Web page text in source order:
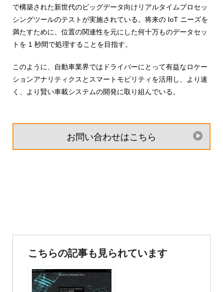
で構築された新世代のビッグデータ向けリアルタイムプロセッ
シングツールのテストが実施されている。将来の IoT ニーズを
満たすために、位置の関連性を元にした何十万ものデータセッ
トを 1 秒間で処理することを目指す。
このように、自動車業界ではドライバーにとって有益なロケー
ションアナリティクスとスマートモビリティを活用し、より速
く、より賢い車載システムの開発に取り組んでいる。
お問い合わせはこちら
投
こちらの記事も見られています